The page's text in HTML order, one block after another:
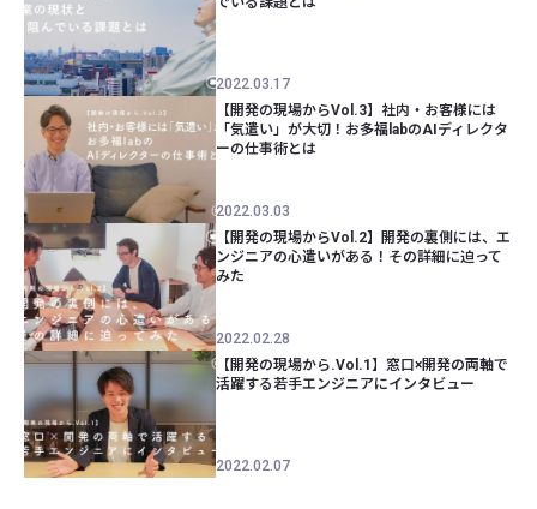
2022.03.17
【開発の現場からVol.3】社内・お客様には
「気遣い」が大切！お多福labのAIディレクタ
ーの仕事術とは
2022.03.03
【開発の現場からVol.2】開発の裏側には、エ
ンジニアの心遣いがある！その詳細に迫って
みた
2022.02.28
【開発の現場から.Vol.1】窓口×開発の両軸で
活躍する若手エンジニアにインタビュー
2022.02.07